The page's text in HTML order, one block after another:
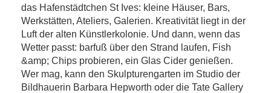
das Hafenstädtchen St Ives: kleine Häuser, Bars,
Werkstätten, Ateliers, Galerien. Kreativität liegt in der
Luft der alten Künstlerkolonie. Und dann, wenn das
Wetter passt: barfuß über den Strand laufen, Fish
&amp; Chips probieren, ein Glas Cider genießen.
Wer mag, kann den Skulpturengarten im Studio der
Bildhauerin Barbara Hepworth oder die Tate Gallery